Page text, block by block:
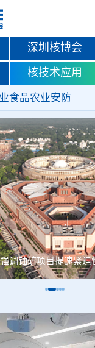
深圳核博会
核技术应用
食品农业安防
中国同辐持股90%